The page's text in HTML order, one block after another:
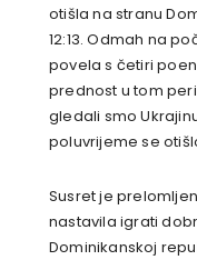
otišla na stranu
12:13. Odmah na
povela s četiri
prednost u tom
gledali smo
poluvrijeme se
Susret je
nastavila igrati
Dominikanskoj